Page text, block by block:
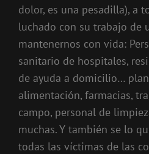
dolor, es una pesadilla), a
luchado con su trabajo de
mantenernos con vida:
sanitario de hospitales,
de ayuda a domicilio…
alimentación, farmacias,
campo, personal de
muchas. Y también se lo
todas las víctimas de las